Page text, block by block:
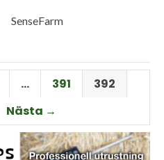
SenseFarm
… 391
392
Nästa →